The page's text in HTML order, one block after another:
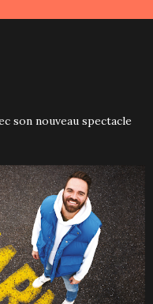
son nouveau spectacle